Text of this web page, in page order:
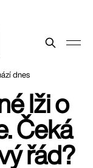
dnes
lži o
Čeká
řád?